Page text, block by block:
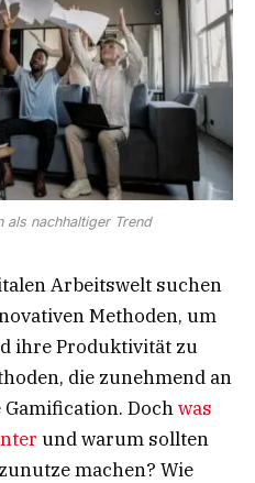
als nachhaltiger Trend
Arbeitswelt suchen
Methoden, um
ihre Produktivität zu
die zunehmend an
Dochwas
und warum sollten
machen? Wie